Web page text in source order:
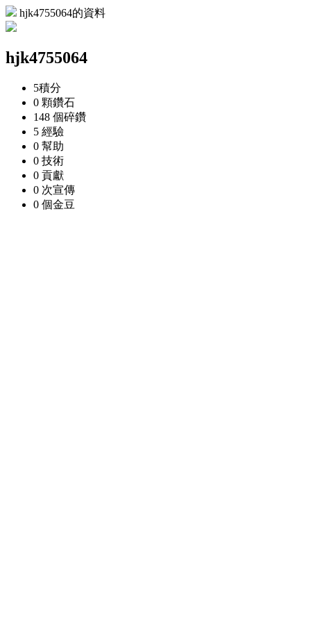
hjk4755064的資料
hjk4755064
5積分
0 顆鑽石
148 個碎鑽
5 經驗
0 幫助
0 技術
0 貢獻
0 次宣傳
0 個金豆